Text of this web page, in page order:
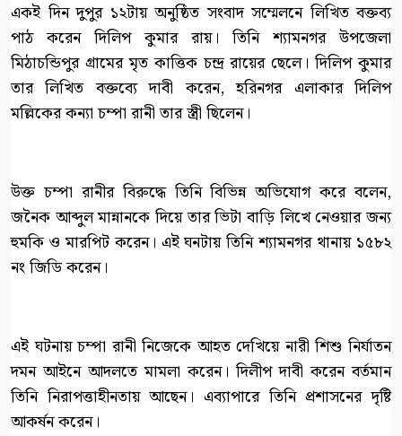
একই দিন দুপুর ১২টায় অনুষ্ঠিত সংবাদ সম্মেলনে লিখিত বক্তব্য
পাঠ করেন দিলিপ কুমার রায়। তিনি শ্যামনগর উপজেলা
মিঠাচন্ডিপুর গ্রামের মৃত কাত্তিক চন্দ্র রায়ের ছেলে। দিলিপ কুমার
তার লিখিত বক্তব্যে দাবী করেন, হরিনগর এলাকার দিলিপ
মল্লিকের কন্যা চম্পা রানী তার স্ত্রী ছিলেন।
উক্ত চম্পা রানীর বিরুদ্ধে তিনি বিভিন্ন অভিযোগ করে বলেন,
জনৈক আব্দুল মান্নানকে দিয়ে তার ভিটা বাড়ি লিখে নেওয়ার জন্য
হুমকি ও মারপিট করেন। এই ঘনটায় তিনি শ্যামনগর থানায় ১৫৮২
নং জিডি করেন।
এই ঘটনায় চম্পা রানী নিজেকে আহত দেখিয়ে নারী শিশু নির্যাতন
দমন আইনে আদলতে মামলা করেন। দিলীপ দাবী করেন বর্তমান
তিনি নিরাপত্তাহীনতায় আছেন। এব্যাপারে তিনি প্রশাসনের দৃষ্টি
আকর্ষন করেন।